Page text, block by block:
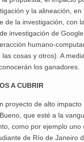
y la alineación, en
de la investigación, con
investigación de Google
humano-
las cosas y otros). A
los ganadores.
A CUBRIR
proyecto de alto impacto
que esté a la
como por ejemplo uno
de Río de Janeiro